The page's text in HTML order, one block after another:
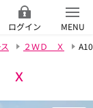
ログイン
MENU
２ＷＤ Ｘ
Ｘ